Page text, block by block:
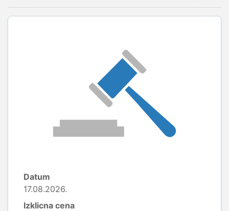
Datum
17.08.2026.
Izklicna cena